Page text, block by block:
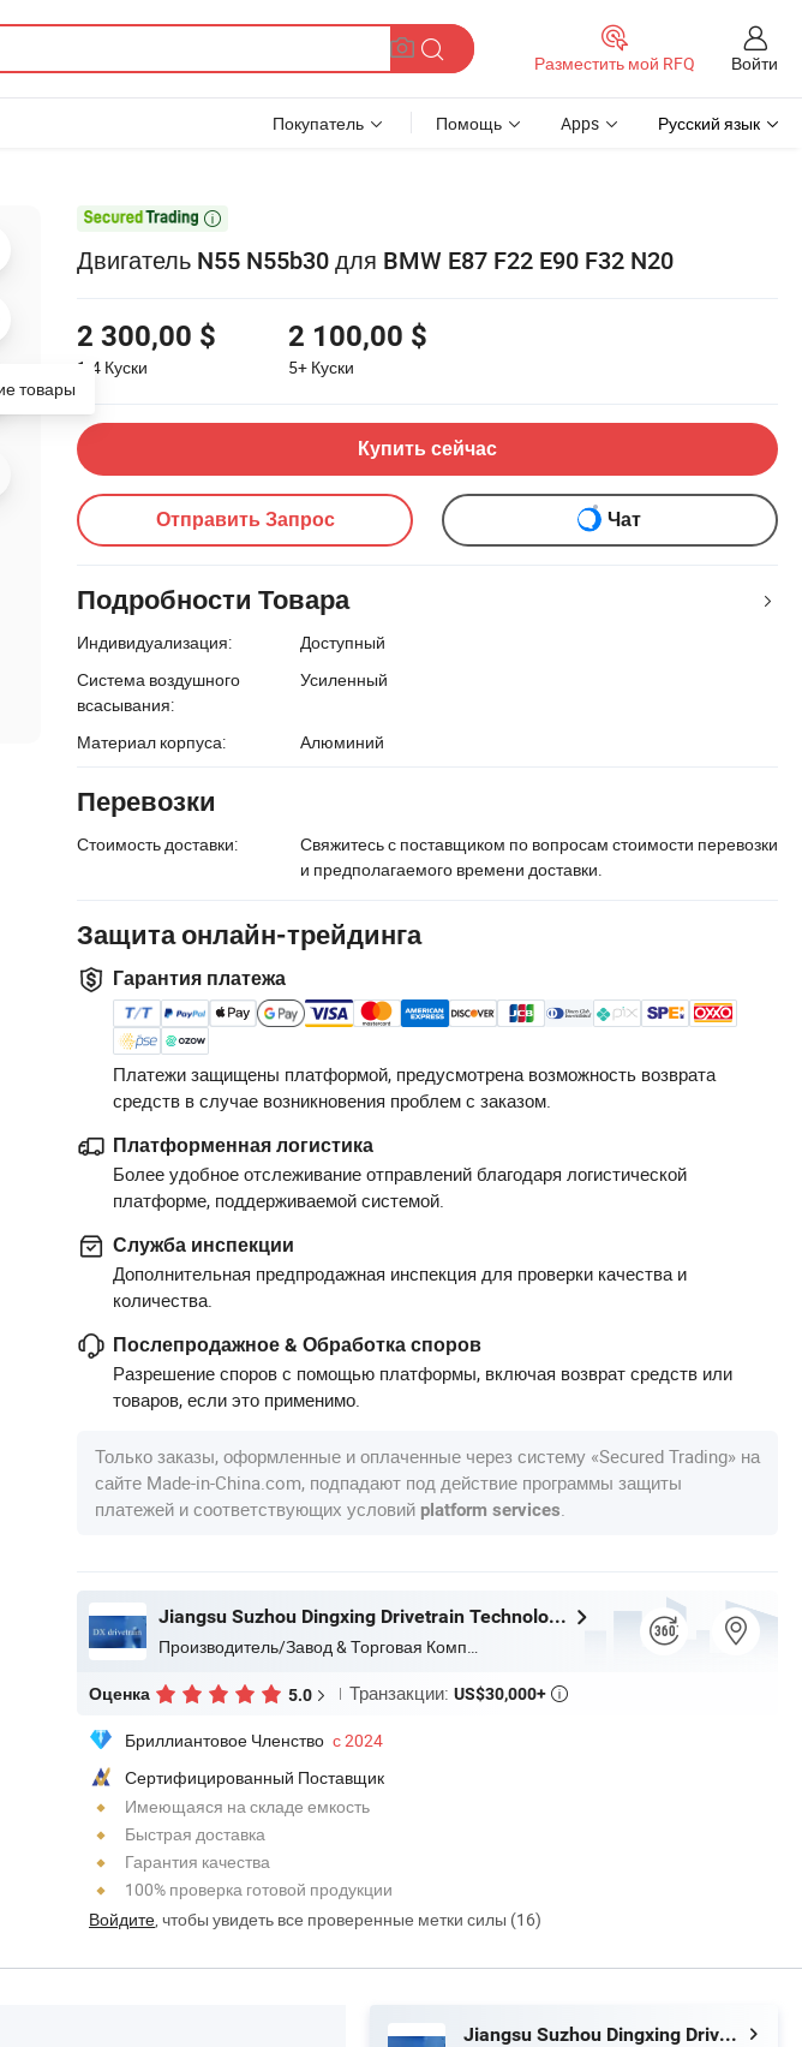
Разместить мой RFQ Войти
Покупатель Помощь Apps Русский язык

Двигатель N55 N55b30 для BMW E87 F22 E90 F32 N20
2 300,00 $
1-4 Куски
2 100,00 $
5+ Куски
Купить сейчас
Отправить Запрос Чат
Подробности Товара
Индивидуализация:
Доступный
Система воздушного
всасывания:
Усиленный
Материал корпуса: Алюминий
Перевозки
Стоимость доставки:
Свяжитесь с поставщиком по вопросам стоимости перевозки
и предполагаемого времени доставки.
Защита онлайн-трейдинга
Гарантия платежа
Платежи защищены платформой, предусмотрена возможность возврата
средств в случае возникновения проблем с заказом.
Платформенная логистика
Более удобное отслеживание отправлений благодаря логистической
платформе, поддерживаемой системой.
Служба инспекции
Дополнительная предпродажная инспекция для проверки качества и
количества.
Послепродажное & Обработка споров
Разрешение споров с помощью платформы, включая возврат средств или
товаров, если это применимо.
Только заказы, оформленные и оплаченные через систему «Secured Trading» на
сайте Made-in-China.com, подпадают под действие программы защиты
платежей и соответствующих условий platform services
Jiangsu Suzhou Dingxing Drivetrain Technology Co., Ltd.
Производитель/Завод & Торговая Компания
Оценка 5.0 Транзакции: US$30,000+ 
Бриллиантовое Членство с 2024
Сертифицированный Поставщик
Имеющаяся на складе емкость
Быстрая доставка
Гарантия качества
100% проверка готовой продукции
Войдите, чтобы увидеть все проверенные метки силы (16)
Jiangsu Suzhou Dingxing Drivetrain Technology Co., Ltd.